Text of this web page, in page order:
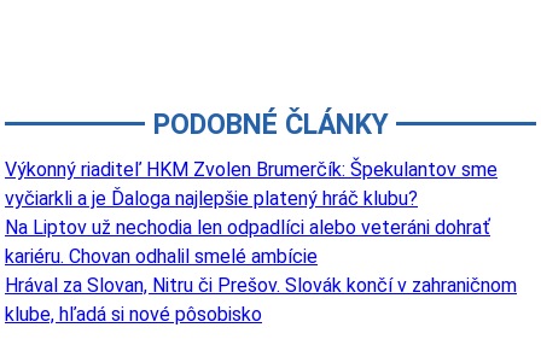
PODOBNÉ ČLÁNKY
Výkonný riaditeľ HKM Zvolen Brumerčík: Špekulantov sme
vyčiarkli a je Ďaloga najlepšie platený hráč klubu?
Na Liptov už nechodia len odpadlíci alebo veteráni dohrať
kariéru. Chovan odhalil smelé ambície
Hrával za Slovan, Nitru či Prešov. Slovák končí v zahraničnom
klube, hľadá si nové pôsobisko